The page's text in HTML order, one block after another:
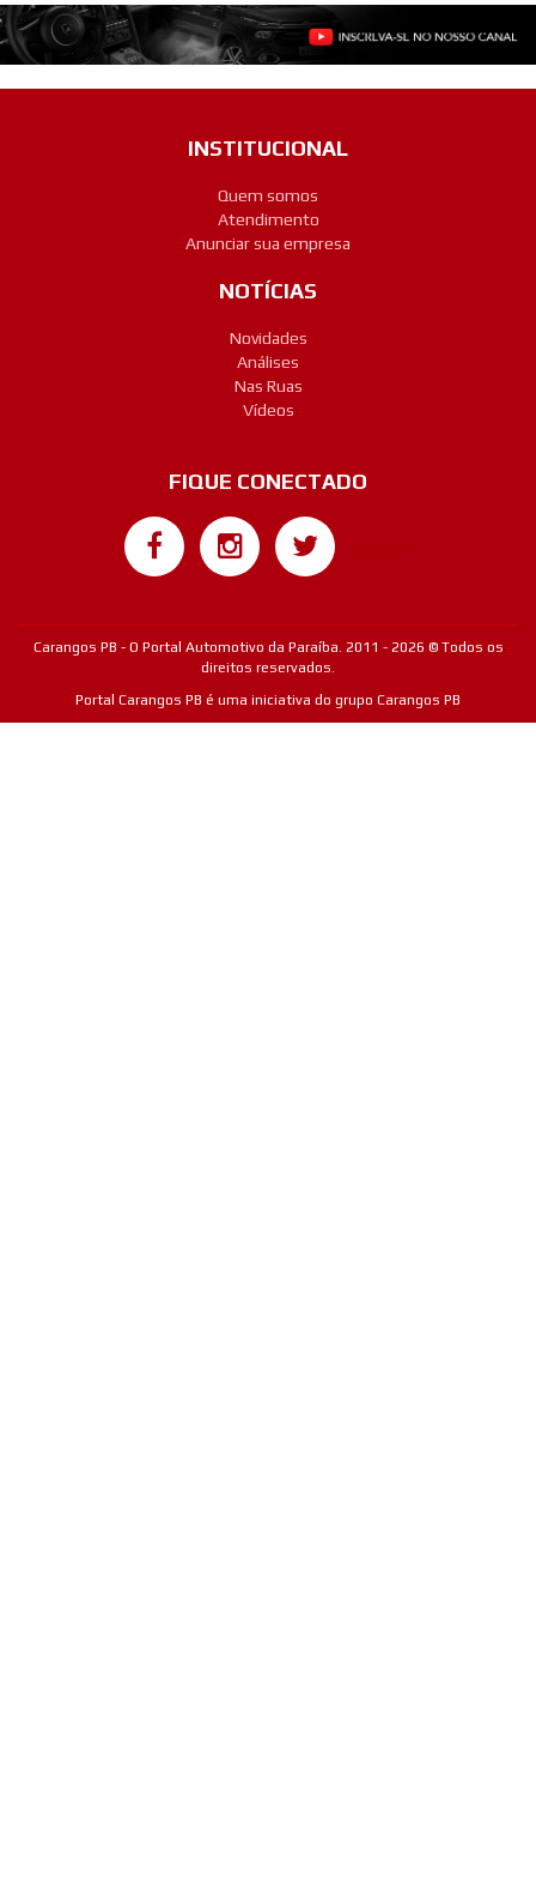
INSTITUCIONAL
Quem somos
Atendimento
Anunciar sua empresa
NOTÍCIAS
Novidades
Análises
Nas Ruas
Vídeos
FIQUE CONECTADO
Carangos PB - O Portal Automotivo da Paraíba. 2011 - 2026 © Todos os
direitos reservados.
Portal Carangos PB é uma iniciativa do grupo Carangos PB